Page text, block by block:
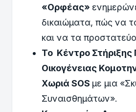
«Ορφέας»
δικαιώματα, πώς να
και να τα
Το Κέντρο Στήριξης
Οικογένειας
Χωριά SOS με μια
Συναισθημάτων».